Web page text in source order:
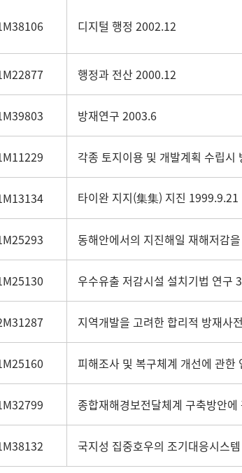
디지털 행정 2002.12
행정과 전산 2000.12
방재연구 2003.6
각종 토지이용 및 개발계획 수립
타이완 지지(集集) 지진 1999.9.21
동해안에서의 지진해일 재해저감
우수유출 저감시설 설치기법 연구 3
지역개발을 고려한 합리적 방재사
피해조사 및 복구체계 개선에 관한
종합재해경보전달체계 구축방안에
국지성 집중호우의 조기대응시스